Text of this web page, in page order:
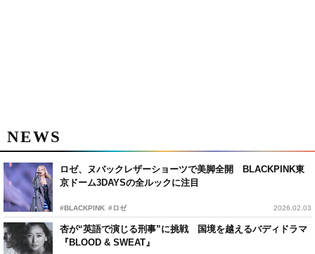
NEWS
ロゼ、ヌバックレザーショーツで美脚全開 BLACKPINK東
京ドーム3DAYSの全ルックに注目
#BLACKPINK #ロゼ 2026.02.03
杏が“英語で演じる刑事”に挑戦 国境を越えるバディドラマ
『BLOOD & SWEAT』